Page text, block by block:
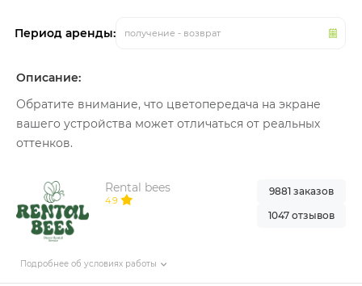
Период аренды: получение - возврат
Описание:
Обратите внимание, что цветопередача на экране
вашего устройства может отличаться от реальных
оттенков.
Rental bees
4.9
Подробнее об условиях работы
9881 заказов
1047 отзывов